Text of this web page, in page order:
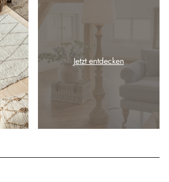
Jetzt entdecken